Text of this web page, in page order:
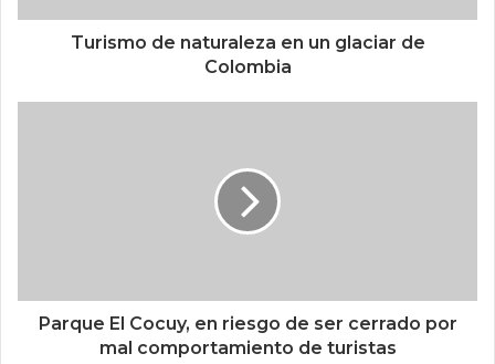
Turismo de naturaleza en un glaciar de
Colombia
Parque El Cocuy, en riesgo de ser cerrado por
mal comportamiento de turistas